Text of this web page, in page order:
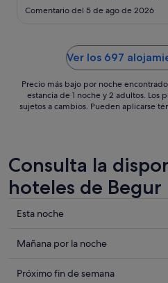
friendly y había un olor muy
tuberías en los pasillos y en el
Comentario del 5 de ago de 2026
Ver los 697
Precio más bajo por noche
estancia de 1 noche y 2 adultos. Los
sujetos a cambios. Pueden aplicarse
Consulta la
hoteles de Begur
Comprueba
precios
Begur
Esta noche
Comprueba
precios
Mañana por la noche
Comprueba
Próximo fin de semana